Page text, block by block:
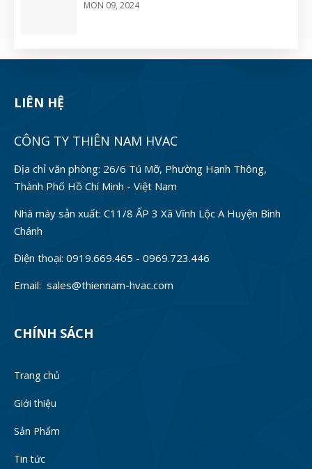
MON 09, 2024
LIÊN HỆ
CÔNG TY THIÊN NAM HVAC
Địa chỉ văn phòng: 26/6 Tú Mỡ, Phường Hạnh Thông,
Thành Phố Hồ Chí Minh - Việt Nam
Nhà máy sản xuất: C11/8 ẤP 3 Xã Vĩnh Lộc A Huyện Bình
Chánh
Điện thoại: 0919.669.465 - 0969.723.446
Email: sales@thiennam-hvac.com
CHÍNH SÁCH
Trang chủ
Giới thiệu
Sản Phẩm
Tin tức